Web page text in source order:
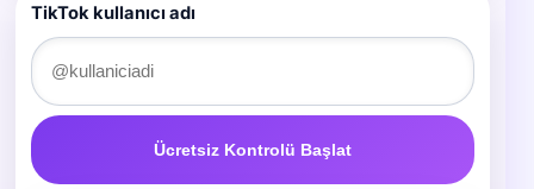
TikTok kullanıcı adı
Ücretsiz Kontrolü Başlat